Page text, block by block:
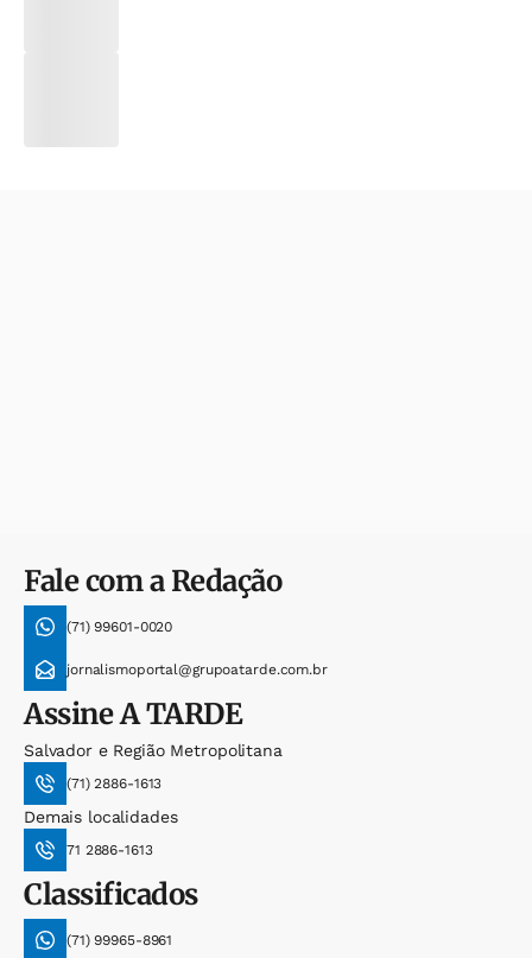
Fale com a Redação
(71) 99601-0020
jornalismoportal@grupoatarde.com.br
AssineA TARDE
Salvador e Região Metropolitana
(71) 2886-1613
Demais localidades
71 2886-1613
Classificados
(71) 99965-8961